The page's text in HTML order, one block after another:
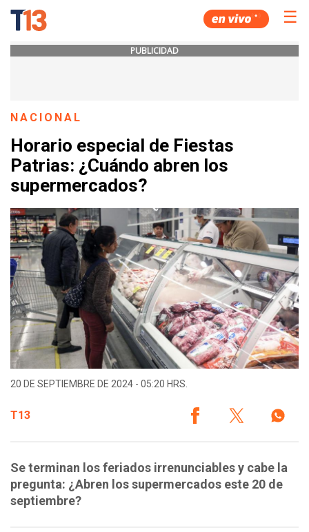
☰
PUBLICIDAD
NACIONAL
Horario especial de Fiestas
Patrias: ¿Cuándo abren los
supermercados?
20 DE SEPTIEMBRE DE 2024 - 05:20 HRS.
T13
Se terminan los feriados irrenunciables y cabe la
pregunta: ¿Abren los supermercados este 20 de
septiembre?